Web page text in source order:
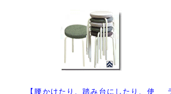
【腰かけたり、踏み台にしたり、使